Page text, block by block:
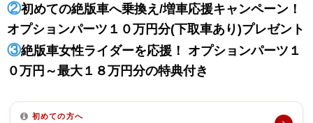
②初めての絶版車へ乗換え/増車応援キャンペーン！
オプションパーツ１０万円分(下取車あり)プレゼント
③絶版車女性ライダーを応援！ オプションパーツ１
０万円～最大１８万円分の特典付き
初めての方へ